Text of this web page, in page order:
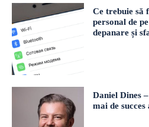
Ce trebuie să
personal de
depanare și
Daniel Dines
mai de